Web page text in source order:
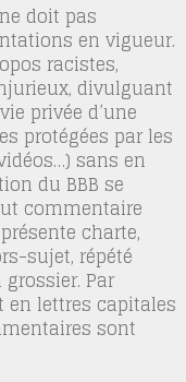
doit pas
en vigueur.
racistes,
divulguant
privée d’une
protégées par les
sans en
du BBB se
commentaire
charte,
sujet, répété
Par
lettres capitales
sont